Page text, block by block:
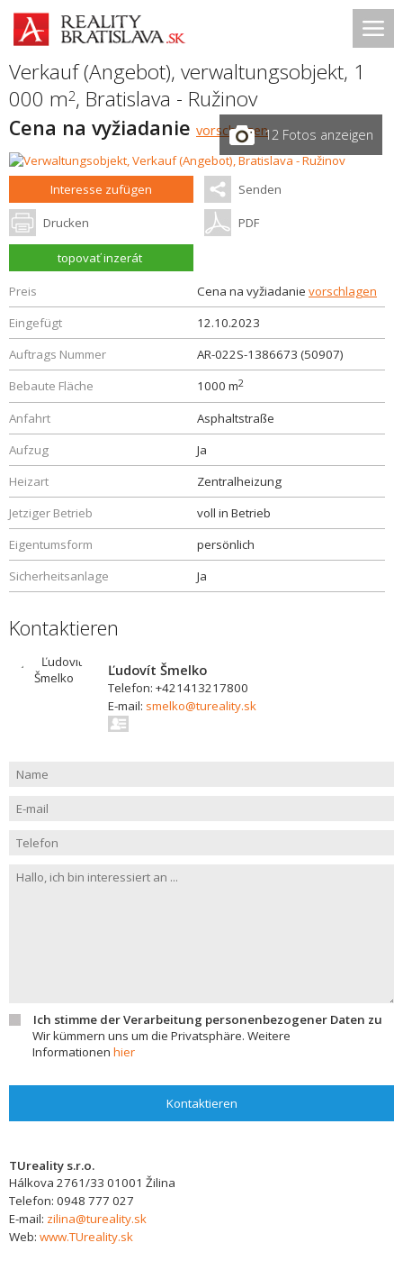
Verkauf (Angebot), verwaltungsobjekt, 1
000 m2, Bratislava - Ružinov
Cena na vyžiadanie vorschlagen12 Fotos anzeigen
Interesse zufügen Senden
Drucken PDF
topovať inzerát
Preis Cena na vyžiadanie vorschlagen
Eingefügt
12.10.2023
Auftrags Nummer
AR-022S-1386673 (50907)
Bebaute Fläche
1000 m2
Anfahrt
Asphaltstraße
Aufzug
Ja
Heizart
Zentralheizung
Jetziger Betrieb
voll in Betrieb
Eigentumsform
persönlich
Sicherheitsanlage
Ja
Kontaktieren
Ľudovít Šmelko
Telefon: +421413217800
E-mail: smelko@tureality.sk
Ich stimme der Verarbeitung personenbezogener Daten zu
Wir kümmern uns um die Privatsphäre. Weitere
Informationen hier
Kontaktieren
TUreality s.r.o.
Hálkova 2761/33 01001 Žilina
Telefon: 0948 777 027
E-mail: zilina@tureality.sk
Web: www.TUreality.sk